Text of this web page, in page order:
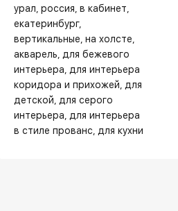
урал россия в кабинет
екатеринбург
вертикальные на холсте
акварель для бежевого
интерьера для интерьера
коридора и прихожей для
детской для серого
интерьера для интерьера
в стиле прованс для кухни